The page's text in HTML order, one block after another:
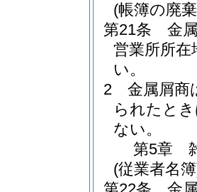
(帳簿の廃
第21条
金
営業所所
い。
2
金属屑商
られたと
ない。
第5章
(従業者名